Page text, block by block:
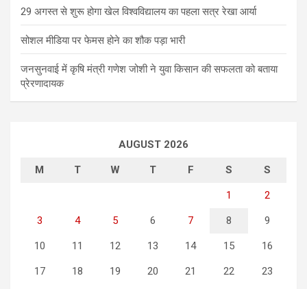
29 अगस्त से शुरू होगा खेल विश्वविद्यालय का पहला सत्र रेखा आर्या
सोशल मीडिया पर फेमस होने का शौक पड़ा भारी
जनसुनवाई में कृषि मंत्री गणेश जोशी ने युवा किसान की सफलता को बताया
प्रेरणादायक
AUGUST 2026
M T W T F S S
1 2
3 4 5 6 7 8 9
10 11 12 13 14 15 16
17 18 19 20 21 22 23